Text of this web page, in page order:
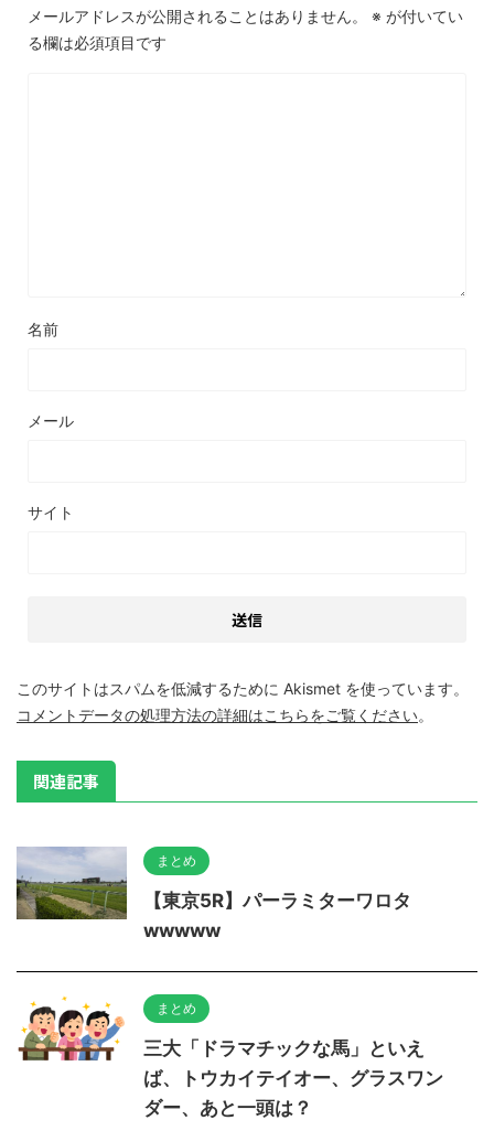
メールアドレスが公開されることはありません。 ※ が付いてい
る欄は必須項目です
名前
メール
サイト
このサイトはスパムを低減するために Akismet を使っています。
コメントデータの処理方法の詳細はこちらをご覧ください。
関連記事
まとめ
【東京5R】パーラミターワロタ
wwwww
まとめ
三大「ドラマチックな馬」といえ
ば、トウカイテイオー、グラスワン
ダー、あと一頭は？